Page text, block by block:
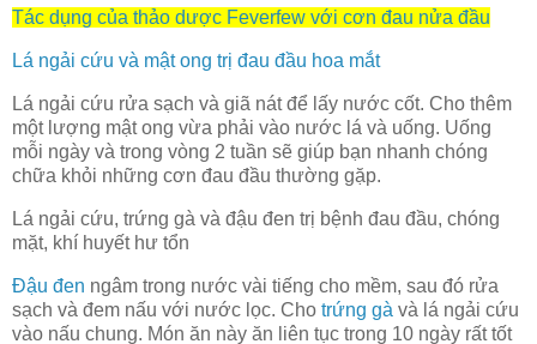
Tác dụng của thảo dược Feverfew với cơn đau nửa đầu
Lá ngải cứu và mật ong trị đau đầu hoa mắt
Lá ngải cứu rửa sạch và giã nát để lấy nước cốt. Cho thêm
một lượng mật ong vừa phải vào nước lá và uống. Uống
mỗi ngày và trong vòng 2 tuần sẽ giúp bạn nhanh chóng
chữa khỏi những cơn đau đầu thường gặp.
Lá ngải cứu, trứng gà và đậu đen trị bệnh đau đầu, chóng
mặt, khí huyết hư tổn
Đậu đen ngâm trong nước vài tiếng cho mềm, sau đó rửa
sạch và đem nấu với nước lọc. Cho trứng gà và lá ngải cứu
vào nấu chung. Món ăn này ăn liên tục trong 10 ngày rất tốt